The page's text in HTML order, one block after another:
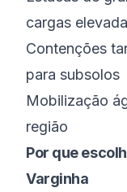
cargas
Contenções
para subsolos
Mobilização
região
Por que
Varginha